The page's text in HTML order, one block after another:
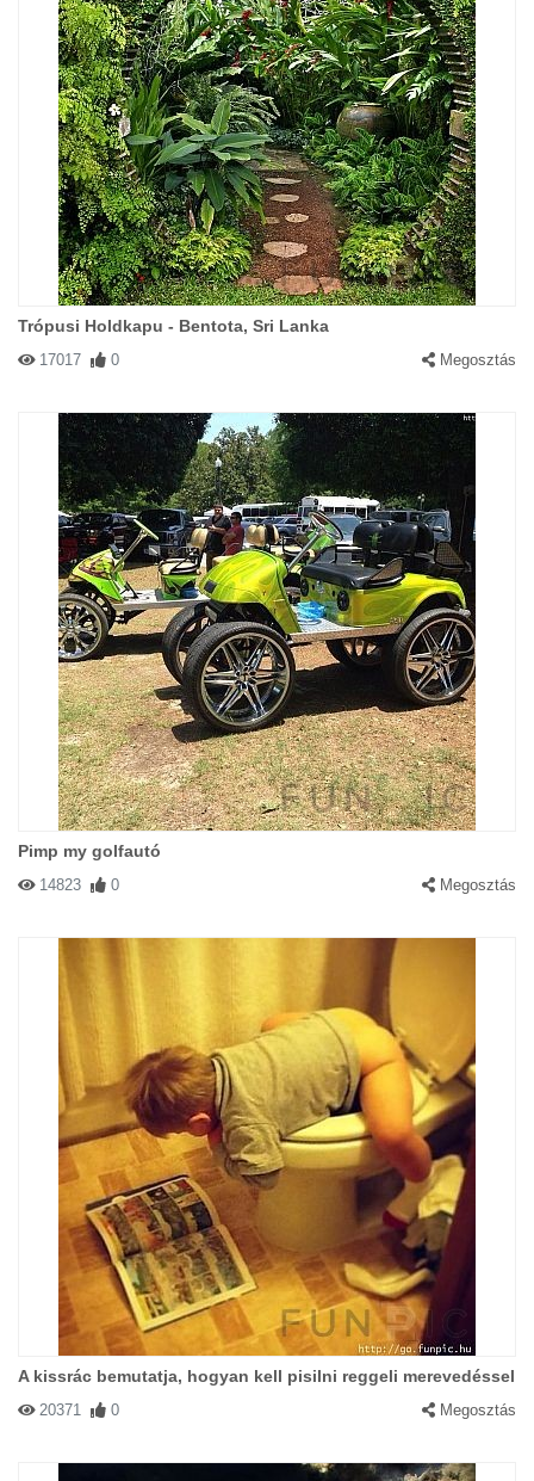
Trópusi Holdkapu - Bentota, Sri Lanka
17017 0 Megosztás
Pimp my golfautó
14823 0 Megosztás
A kissrác bemutatja, hogyan kell pisilni reggeli merevedéssel
20371 0 Megosztás